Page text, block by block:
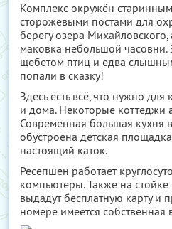
Комплекс окружён
сторожевыми постами для
берегу озера
маковка небольшой
щебетом птиц и едва
попали в сказку!
Здесь есть всё, что нужно
и дома. Некоторые коттеджи
Современная большая кухня
обустроена детская
настоящий каток.
Ресепшен работает
компьютеры. Также на
выдадут бесплатную карту и
номере имеется